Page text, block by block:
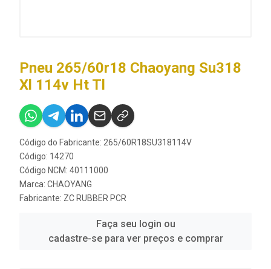
Pneu 265/60r18 Chaoyang Su318
Xl 114v Ht Tl
Código do Fabricante: 265/60R18SU318114V
Código: 14270
Código NCM: 40111000
Marca: CHAOYANG
Fabricante: ZC RUBBER PCR
Faça seu login ou
cadastre-se para ver preços e comprar